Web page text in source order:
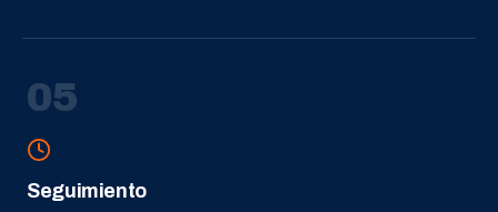
05
Seguimiento